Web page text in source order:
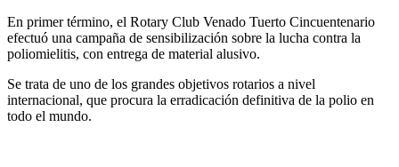
En primer término, el Rotary Club Venado Tuerto Cincuentenario
efectuó una campaña de sensibilización sobre la lucha contra la
poliomielitis, con entrega de material alusivo.
Se trata de uno de los grandes objetivos rotarios a nivel
internacional, que procura la erradicación definitiva de la polio en
todo el mundo.